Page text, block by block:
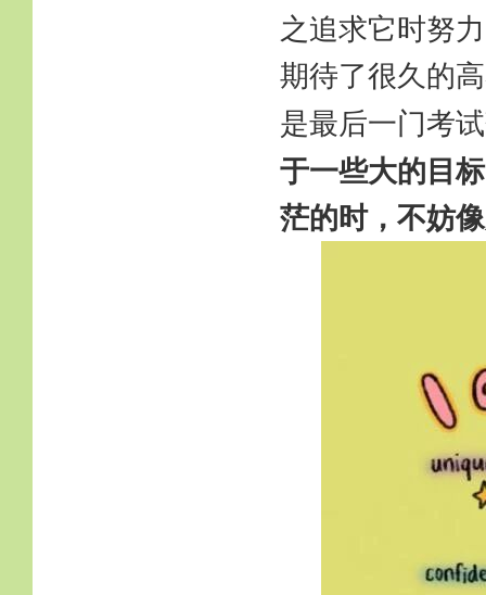
之追求它时努
期待了很久的
是最后一门考
于一些大的目
茫的时，不妨